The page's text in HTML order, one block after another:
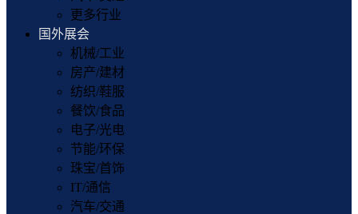
更多行业
国外展会
机械/工业
房产/建材
纺织/鞋服
餐饮/食品
电子/光电
节能/环保
珠宝/首饰
IT/通信
汽车/交通